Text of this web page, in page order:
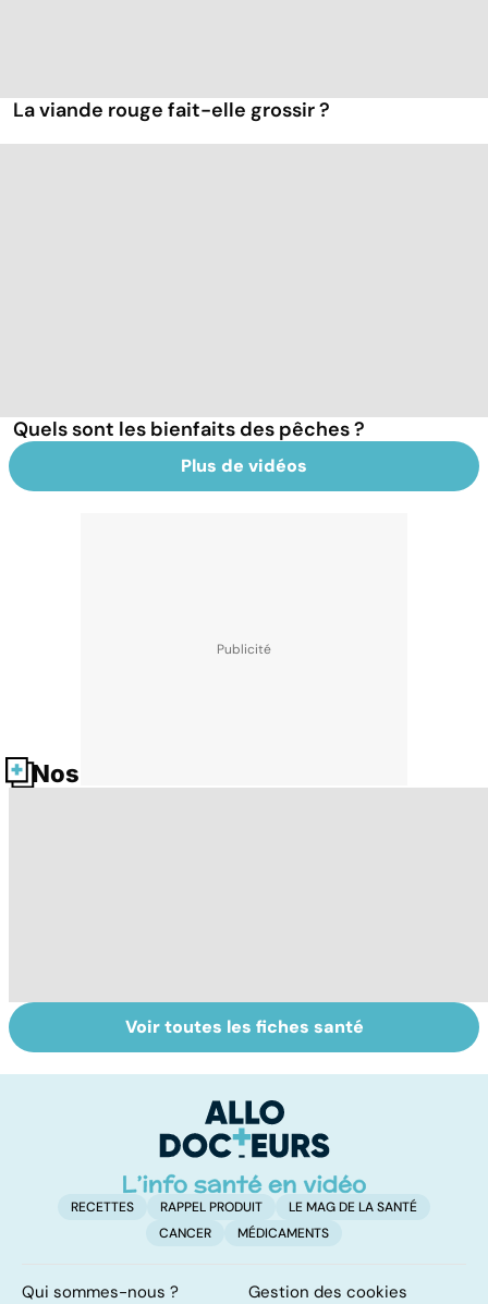
La viande rouge fait-elle grossir ?
Quels sont les bienfaits des pêches ?
Plus de vidéos
Nos fiches santé
Le saturnisme :
une intoxication
Le magnésium,
un oligo-élément
Voir toutes les fiches santé
RECETTES RAPPEL PRODUIT
LE MAG DE LA SANTÉ
CANCER
MÉDICAMENTS
Qui sommes-nous ? Gestion des cookies